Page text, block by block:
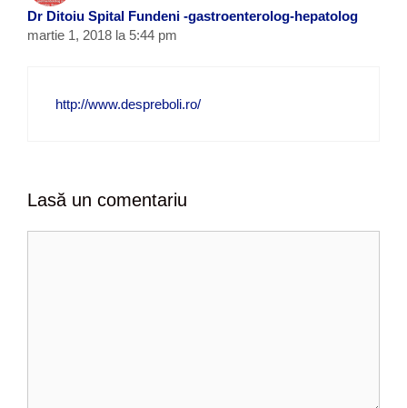
Dr Ditoiu Spital Fundeni -gastroenterolog-hepatolog
martie 1, 2018 la 5:44 pm
http://www.despreboli.ro/
Lasă un comentariu